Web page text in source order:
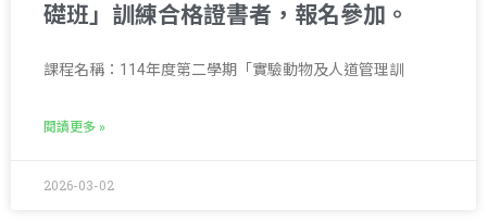
礎班」訓練合格證書者，報名參加。
課程名稱：114年度第二學期「實驗動物及人道管理訓
閱讀更多 »
2026-03-02